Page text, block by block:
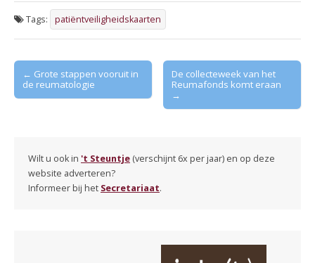
Tags: patiëntveiligheidskaarten
Post
navigation
← Grote stappen vooruit in
de reumatologie
De collecteweek van het
Reumafonds komt eraan
→
Wilt u ook in 't Steuntje (verschijnt 6x per jaar) en op deze
website adverteren?
Informeer bij het Secretariaat.